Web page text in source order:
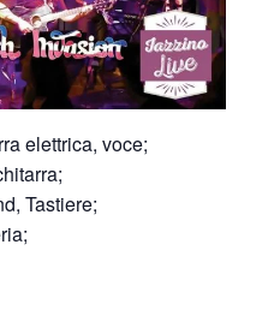
elettrica, voce;
Tastiere;